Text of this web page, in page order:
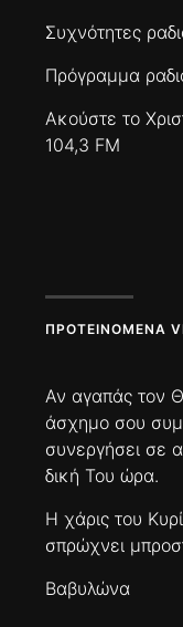
Συχνότητες
Πρόγραμμα
Ακούστε το
104,3 FM
ΠΡΟΤΕΙΝΌΜΕΝΑ
Αν αγαπάς τον
άσχημο σου
συνεργήσει σε
δική Του ώρα.
Η χάρις του
σπρώχνει
Βαβυλώνα